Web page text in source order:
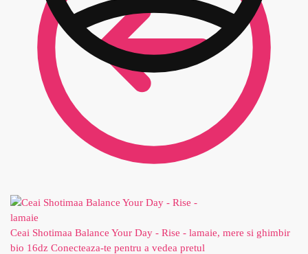
Ceai Shotimaa Balance Your Day - Rise - lamaie, mere si ghimbir
bio 16dz Conecteaza-te pentru a vedea pretul